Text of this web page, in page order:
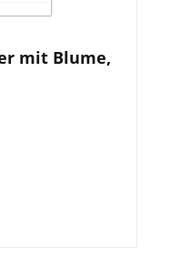
mit Blume,